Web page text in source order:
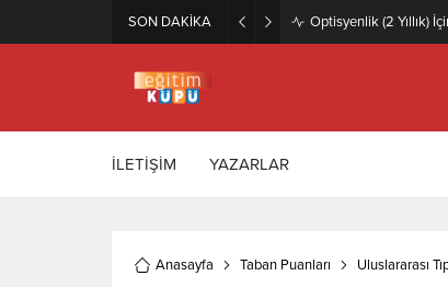
SON DAKİKA Zeytincilik ve Zeytin
İLETİŞİM YAZARLAR
Anasayfa Taban Puanları Uluslararası